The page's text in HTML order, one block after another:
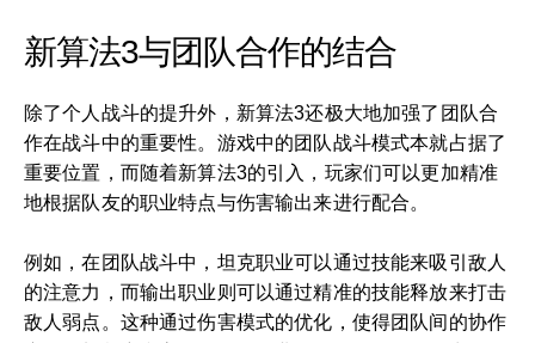
新算法3与团队合作的结合
除了个人战斗的提升外，新算法3还极大地加强了团队合
作在战斗中的重要性。游戏中的团队战斗模式本就占据了
重要位置，而随着新算法3的引入，玩家们可以更加精准
地根据队友的职业特点与伤害输出来进行配合。
例如，在团队战斗中，坦克职业可以通过技能来吸引敌人
的注意力，而输出职业则可以通过精准的技能释放来打击
敌人弱点。这种通过伤害模式的优化，使得团队间的协作